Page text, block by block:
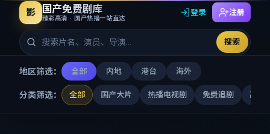
影 国产免费剧库
臻彩高清 · 国产热播一站直达
搜索
登录 注册
地区筛选： 全部 内地 港台 海外
分类筛选： 全部 国产大片 热播电视剧 免费追剧 高清